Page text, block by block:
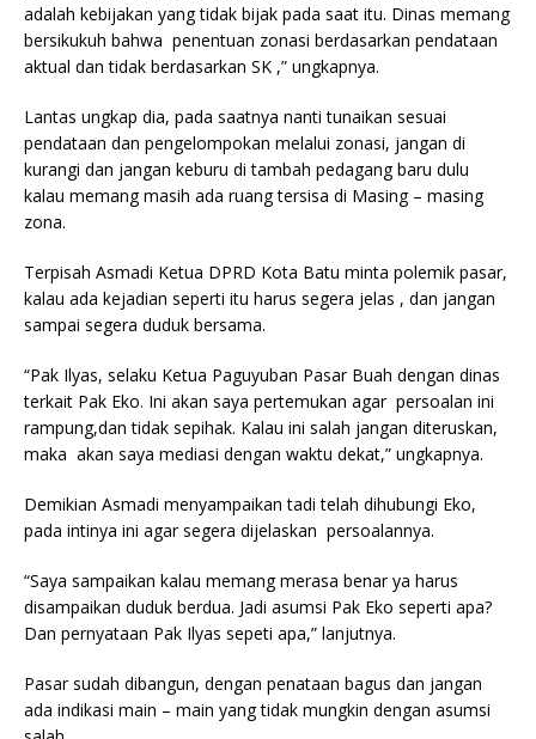
adalah kebijakan yang tidak bijak pada saat itu. Dinas memang
bersikukuh bahwa penentuan zonasi berdasarkan pendataan
aktual dan tidak berdasarkan SK ,” ungkapnya.
Lantas ungkap dia, pada saatnya nanti tunaikan sesuai
pendataan dan pengelompokan melalui zonasi, jangan di
kurangi dan jangan keburu di tambah pedagang baru dulu
kalau memang masih ada ruang tersisa di Masing – masing
zona.
Terpisah Asmadi Ketua DPRD Kota Batu minta polemik pasar,
kalau ada kejadian seperti itu harus segera jelas , dan jangan
sampai segera duduk bersama.
“Pak Ilyas, selaku Ketua Paguyuban Pasar Buah dengan dinas
terkait Pak Eko. Ini akan saya pertemukan agar persoalan ini
rampung,dan tidak sepihak. Kalau ini salah jangan diteruskan,
maka akan saya mediasi dengan waktu dekat,” ungkapnya.
Demikian Asmadi menyampaikan tadi telah dihubungi Eko,
pada intinya ini agar segera dijelaskan persoalannya.
“Saya sampaikan kalau memang merasa benar ya harus
disampaikan duduk berdua. Jadi asumsi Pak Eko seperti apa?
Dan pernyataan Pak Ilyas sepeti apa,” lanjutnya.
Pasar sudah dibangun, dengan penataan bagus dan jangan
ada indikasi main – main yang tidak mungkin dengan asumsi